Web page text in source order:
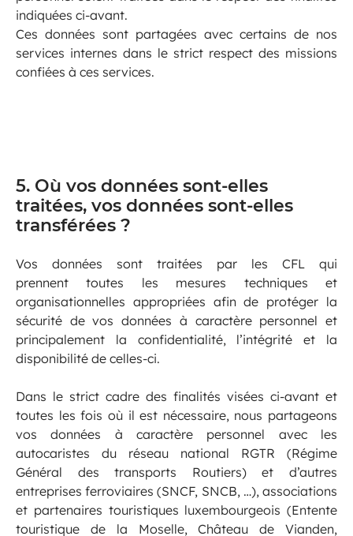
indiquées ci-avant.
Ces données sont partagées avec certains de nos
services internes dans le strict respect des missions
confiées à ces services.
5. Où vos données sont-elles
traitées, vos données sont-elles
transférées ?
Vos données sont traitées par les CFL qui
prennent toutes les mesures techniques et
organisationnelles appropriées afin de protéger la
sécurité de vos données à caractère personnel et
principalement la confidentialité, l’intégrité et la
disponibilité de celles-ci.
Dans le strict cadre des finalités visées ci-avant et
toutes les fois où il est nécessaire, nous partageons
vos données à caractère personnel avec les
autocaristes du réseau national RGTR (Régime
Général des transports Routiers) et d’autres
entreprises ferroviaires (SNCF, SNCB, …), associations
et partenaires touristiques luxembourgeois (Entente
touristique de la Moselle, Château de Vianden,